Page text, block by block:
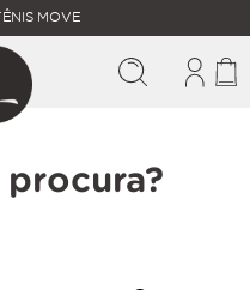
PARA O
FRETE
GRÁTIS
MOVE